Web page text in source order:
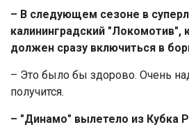
– В следующем сезоне в
калининградский "Локомотив",
должен сразу включиться в
– Это было бы здорово. Очень
получится.
– "Динамо" вылетело из Кубка